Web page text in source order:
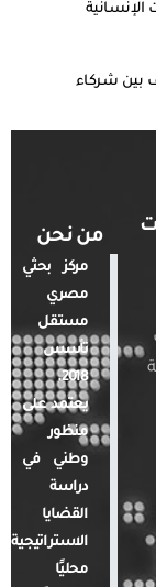
بين شركاء
من نحن
مركز بحثي
مصري
مستقل
تأسس
2018.
يعتمد على
منظور
وطني في
دراسة
القضايا
الاستراتيجية
محليًا